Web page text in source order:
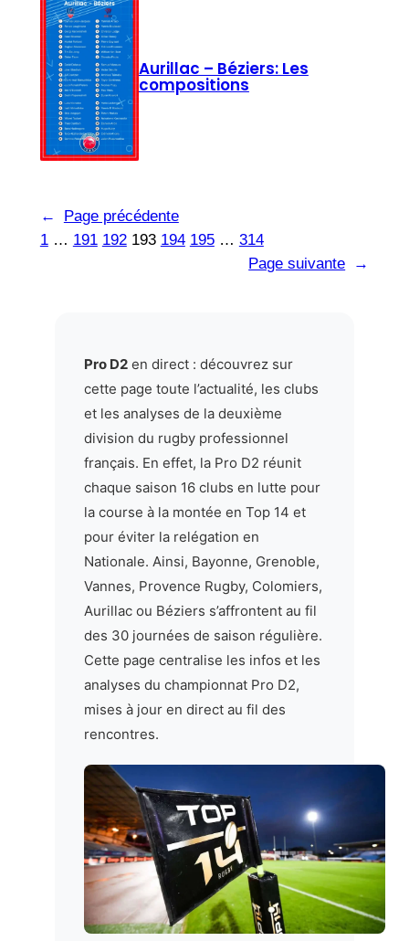
Aurillac – Béziers: Les
compositions
←
Page précédente
1 … 191 192 193 194 195 … 314
Page suivante
→
Pro D2en direct : découvrez sur
cette page toute l’actualité, les clubs
et les analyses de la deuxième
division du rugby professionnel
français. En effet, la Pro D2 réunit
chaque saison 16 clubs en lutte pour
la course à la montée en Top 14 et
pour éviter la relégation en
Nationale. Ainsi, Bayonne, Grenoble,
Vannes, Provence Rugby, Colomiers,
Aurillac ou Béziers s’affrontent au fil
des 30 journées de saison régulière.
Cette page centralise les infos et les
analyses du championnat Pro D2,
mises à jour en direct au fil des
rencontres.